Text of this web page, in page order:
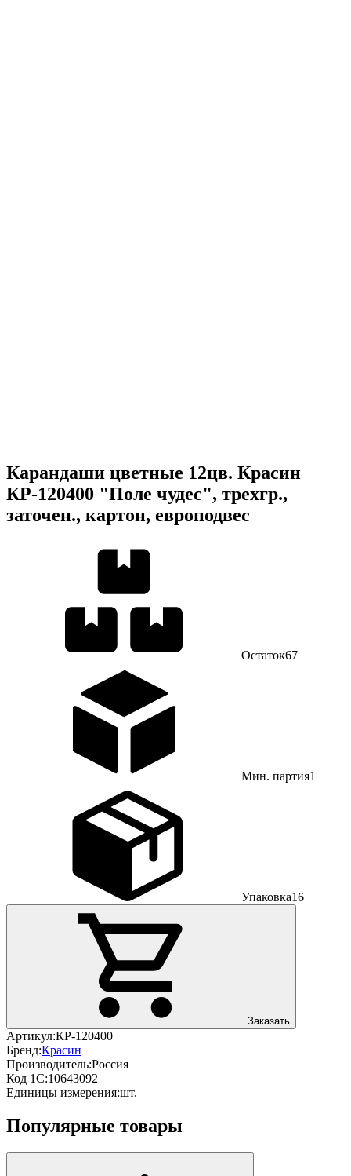
Карандаши цветные 12цв. Красин
КР-120400 "Поле чудес", трехгр.,
заточен., картон, европодвес
Остаток67
Мин. партия1
Упаковка16
Заказать
Артикул:КР-120400
Бренд:Красин
Производитель:Россия
Код 1С:10643092
Единицы измерения:шт.
Популярные товары